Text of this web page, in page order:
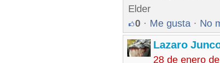
Elder
0 · Me gusta · No
Lazaro
28 de enero